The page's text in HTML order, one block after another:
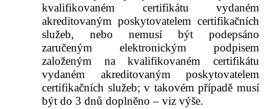
kvalifikovaném certifikátu vydaném
akreditovaným poskytovatelem certifikačních
služeb, nebo nemusí být podepsáno
zaručeným elektronickým podpisem
založeným na kvalifikovaném certifikátu
vydaném akreditovaným poskytovatelem
certifikačních služeb; v takovém případě musí
být do 3 dnů doplněno – viz výše.